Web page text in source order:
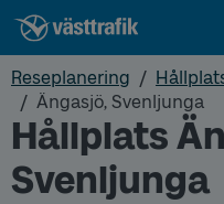
Reseplanering
Ängasjö, Svenljunga
Hållplats
Svenljunga